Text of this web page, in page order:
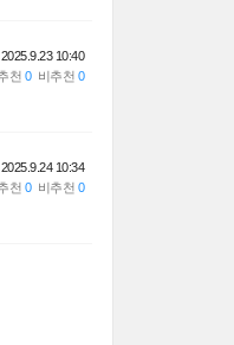
2025.9.23 10:40
2025.9.24 10:34